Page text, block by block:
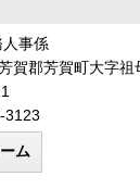
事係
賀郡芳賀町大字祖
3123